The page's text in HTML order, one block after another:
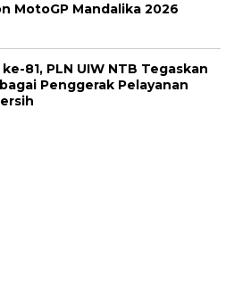
MotoGP Mandalika 2026
81, PLN UIW NTB Tegaskan
Penggerak Pelayanan